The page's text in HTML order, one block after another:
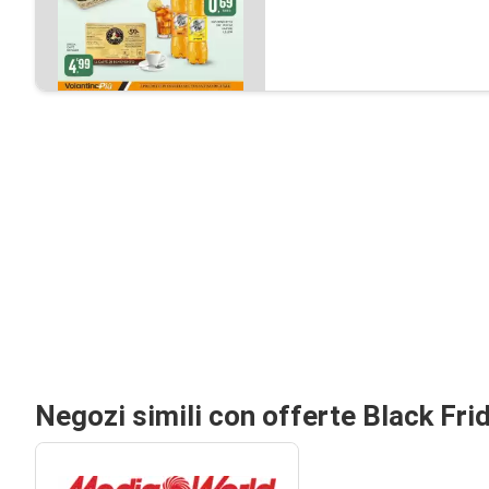
Negozi simili con offerte Black